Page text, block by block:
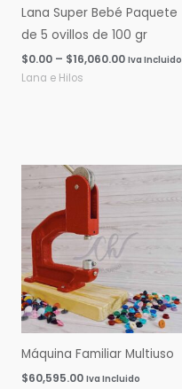
Lana Super Bebé Paquete
de 5 ovillos de 100 gr
$0.00 – $16,060.00 Iva Incluido
Lana e Hilos
Máquina Familiar Multiuso
$60,595.00 Iva Incluido